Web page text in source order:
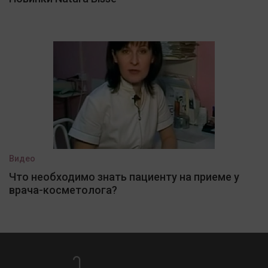
Видео
Что необходимо знать пациенту на приеме у
врача-косметолога?